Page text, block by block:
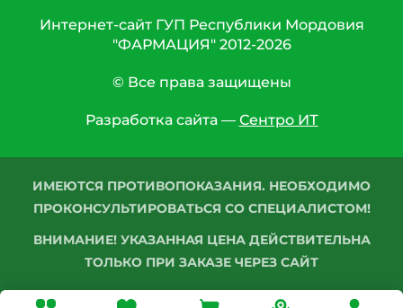
Интернет-сайт ГУП Республики Мордовия
"ФАРМАЦИЯ" 2012-2026
© Все права защищены
Разработка сайта — Сентро ИТ
ИМЕЮТСЯ ПРОТИВОПОКАЗАНИЯ. НЕОБХОДИМО
ПРОКОНСУЛЬТИРОВАТЬСЯ СО СПЕЦИАЛИСТОМ!
ВНИМАНИЕ! УКАЗАННАЯ ЦЕНА ДЕЙСТВИТЕЛЬНА
ТОЛЬКО ПРИ ЗАКАЗЕ ЧЕРЕЗ САЙТ